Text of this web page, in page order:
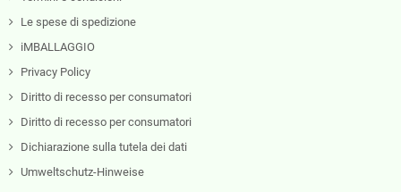
Le spese di spedizione
iMBALLAGGIO
Privacy Policy
Diritto di recesso per consumatori
Diritto di recesso per consumatori
Dichiarazione sulla tutela dei dati
Umweltschutz-Hinweise